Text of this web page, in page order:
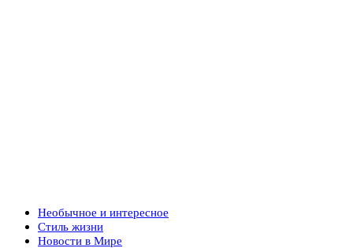
Необычное и интересное
Стиль жизни
Новости в Мире